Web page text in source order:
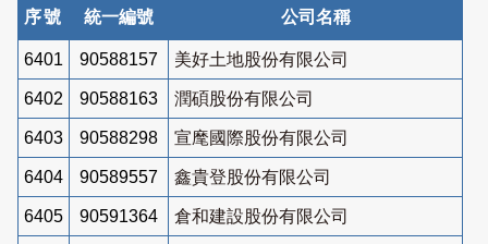
序號 統一編號 公司名稱
6401 90588157 美好土地股份有限公司
6402 90588163 潤碩股份有限公司
6403 90588298 宣麾國際股份有限公司
6404 90589557 鑫貴登股份有限公司
6405 90591364 倉和建設股份有限公司